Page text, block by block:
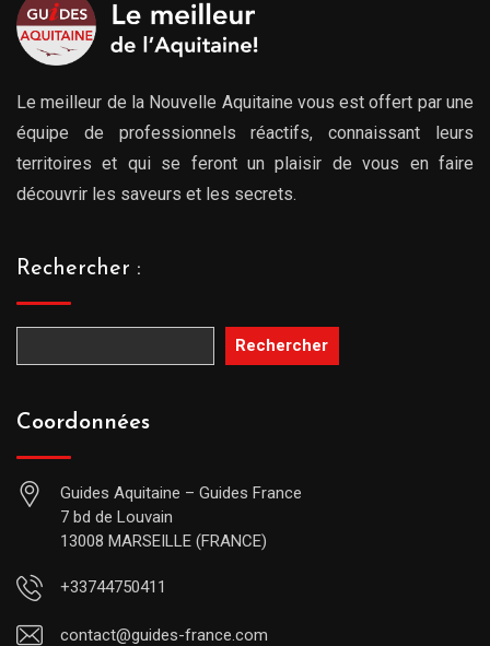
Le meilleur de la Nouvelle Aquitaine vous est offert par une
équipe de professionnels réactifs, connaissant leurs
territoires et qui se feront un plaisir de vous en faire
découvrir les saveurs et les secrets.
Rechercher :
Rechercher
Coordonnées
Guides Aquitaine – Guides France
7 bd de Louvain
13008 MARSEILLE (FRANCE)
+33744750411
contact@guides-france.com